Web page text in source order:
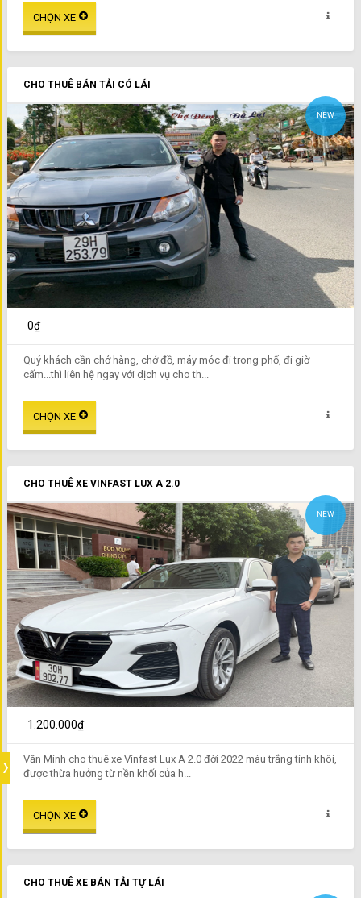
CHO THUÊ BÁN TẢI CÓ LÁI
NEW
0₫
Quý khách cần chở hàng, chở đồ, máy móc đi trong phố, đi giờ
cấm...thì liên hệ ngay với dịch vụ cho th...
CHO THUÊ XE VINFAST LUX A 2.0
NEW
1.200.000₫
Văn Minh cho thuê xe Vinfast Lux A 2.0 đời 2022 màu trắng tinh khôi,
được thừa hưởng từ nền khối của h...
CHO THUÊ XE BÁN TẢI TỰ LÁI